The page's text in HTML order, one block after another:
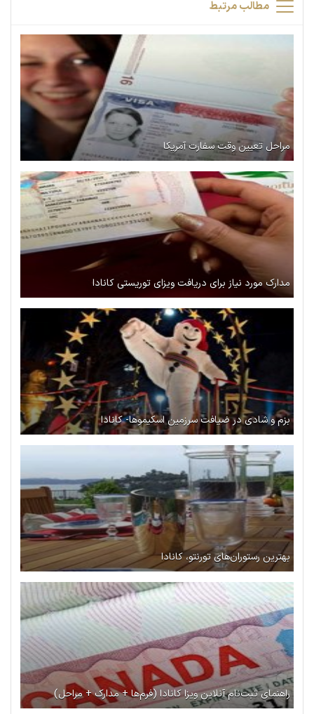
مطالب مرتبط
مراحل تعیین وقت سفارت آمریکا
مدارک مورد نیاز برای دریافت ویزای توریستی کانادا
بزم و شادی در ضیافت سرزمین اسکیموها- کانادا
بهترین رستوران‌های تورنتو، کانادا
راهنمای ثبت‌نام آنلاین ویزا کانادا (فرم‌ها + مدارک + مراحل)